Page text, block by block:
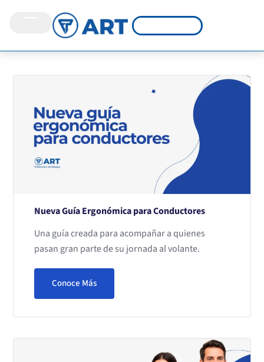
Nueva Guía Ergonómica para Conductores
Una guía creada para acompañar a quienes
pasan gran parte de su jornada al volante.
Conoce Más